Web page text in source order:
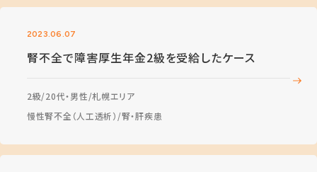
2023.06.07
腎不全で障害厚生年金2級を受給したケース
2級 20代・男性 札幌エリア
慢性腎不全（人工透析） 腎・肝疾患